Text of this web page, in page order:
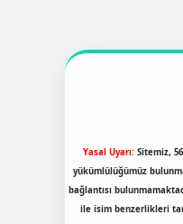
Yasal Uyarı: Sitemiz,
yükümlülüğümüz
bağlantısı
ile isim benzerlikleri